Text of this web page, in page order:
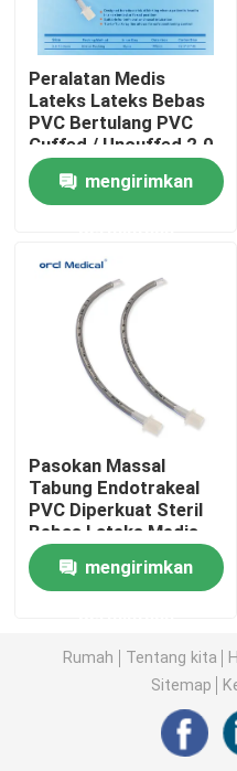
Kontrol Kualitas
Hubungi Kami
Berita
Tabung Endotrakeal
Tabung Endotracheal
Tabung Endotracheal
Masker oksigen sekali
jalan napas masker laring
Kateter Foley Silikon
Urologi Produk sekali
Peralatan Medis
Lateks Lateks Bebas
PVC Bertulang PVC
Cuffed / Uncuffed 2.0-
10.0mm Penggunaan
Pediatrik Endotrakeal
mengirimkan
Pasokan Massal
Tabung Endotrakeal
PVC Diperkuat Steril
Bebas Lateks Medis
dengan Cuff / Tanpa
Cuff Harga Kompetitif
mengirimkan
Rumah Tentang kita
Sitemap